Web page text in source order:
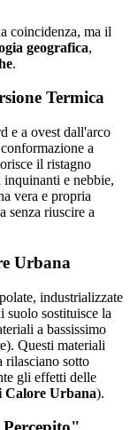
coincidenza, ma il
geografica,
.
Termica
e a ovest dall'arco
a
il ristagno
e nebbie,
vera e propria
senza riuscire a
Urbana
industrializzate
suolo sostituisce la
a bassissimo
Questi materiali
rilasciano sotto
gli effetti delle
Calore Urbana).